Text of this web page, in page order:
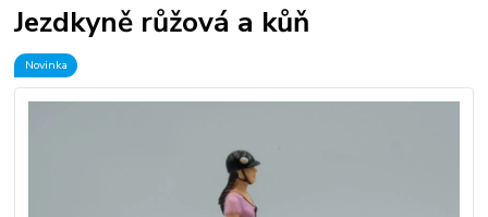
Jezdkyně růžová a kůň
Novinka